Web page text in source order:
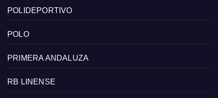
POLIDEPORTIVO
POLO
PRIMERA ANDALUZA
RB LINENSE